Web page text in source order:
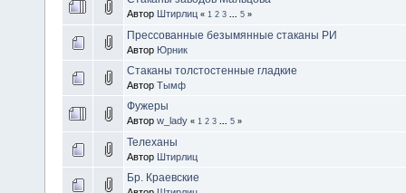
Автор Штирлиц « 1 2 3 5 »
Прессованные безымянные стаканы РИ
Автор Юрник
Стаканы толстостенные гладкие
Автор Тымф
Фужеры
Автор w_lady « 1 2 3 5 »
Телеханы
Автор Штирлиц
Бр. Краевские